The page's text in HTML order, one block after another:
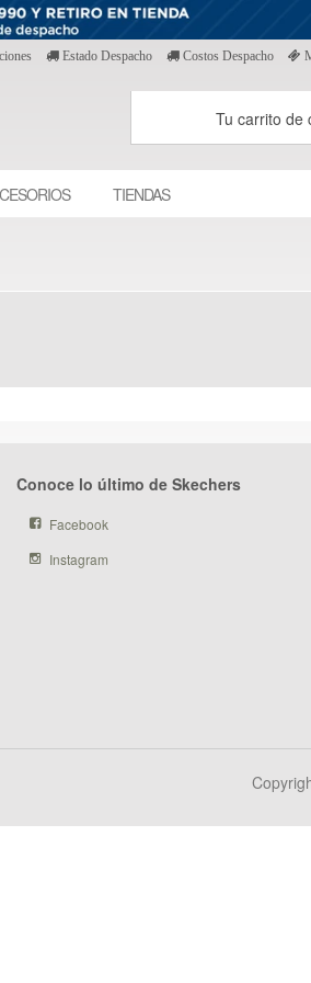
Estado Despacho Costos Despacho
Tu carrito de
TIENDAS
Conoce lo último de Skechers
Facebook
Instagram